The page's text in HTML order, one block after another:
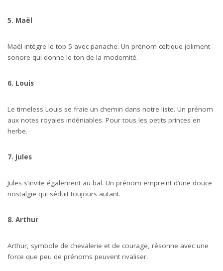
5. Maël
Maël intègre le top 5 avec panache. Un prénom celtique joliment
sonore qui donne le ton de la modernité.
6. Louis
Le timeless Louis se fraie un chemin dans notre liste. Un prénom
aux notes royales indéniables. Pour tous les petits princes en
herbe.
7. Jules
Jules s’invite également au bal. Un prénom empreint d’une douce
nostalgie qui séduit toujours autant.
8. Arthur
Arthur, symbole de chevalerie et de courage, résonne avec une
force que peu de prénoms peuvent rivaliser.